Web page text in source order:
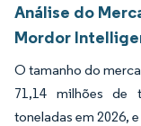
Análise do
Mordor
O tamanho do
71,14 milhões de
toneladas em 2026,